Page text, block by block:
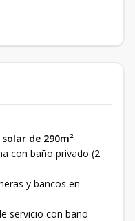
de 290m²
con baño privado (2
y bancos en
servicio con baño